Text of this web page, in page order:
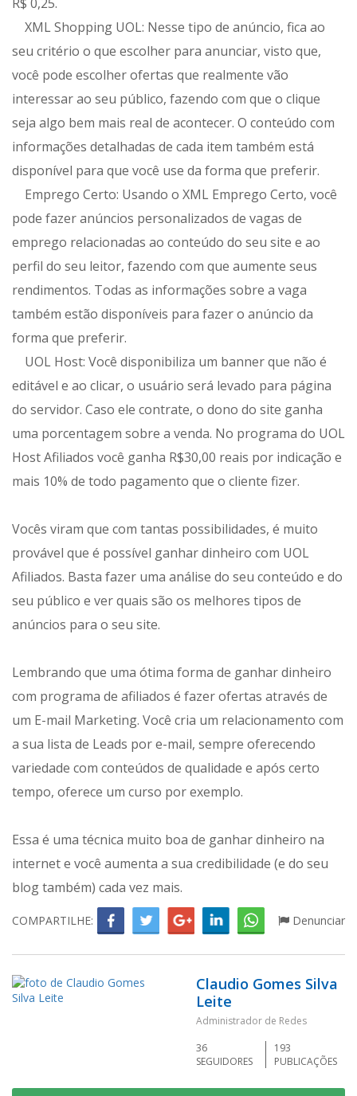
XML Shopping UOL: Nesse tipo de anúncio, fica ao
seu critério o que escolher para anunciar, visto que,
você pode escolher ofertas que realmente vão
interessar ao seu público, fazendo com que o clique
seja algo bem mais real de acontecer. O conteúdo com
informações detalhadas de cada item também está
disponível para que você use da forma que preferir.
Emprego Certo: Usando o XML Emprego Certo, você
pode fazer anúncios personalizados de vagas de
emprego relacionadas ao conteúdo do seu site e ao
perfil do seu leitor, fazendo com que aumente seus
rendimentos. Todas as informações sobre a vaga
também estão disponíveis para fazer o anúncio da
forma que preferir.
UOL Host: Você disponibiliza um banner que não é
editável e ao clicar, o usuário será levado para página
do servidor. Caso ele contrate, o dono do site ganha
uma porcentagem sobre a venda. No programa do UOL
Host Afiliados você ganha R$30,00 reais por indicação e
mais 10% de todo pagamento que o cliente fizer.
Vocês viram que com tantas possibilidades, é muito
provável que é possível ganhar dinheiro com UOL
Afiliados. Basta fazer uma análise do seu conteúdo e do
seu público e ver quais são os melhores tipos de
anúncios para o seu site.
Lembrando que uma ótima forma de ganhar dinheiro
com programa de afiliados é fazer ofertas através de
um E-mail Marketing. Você cria um relacionamento com
a sua lista de Leads por e-mail, sempre oferecendo
variedade com conteúdos de qualidade e após certo
tempo, oferece um curso por exemplo.
Essa é uma técnica muito boa de ganhar dinheiro na
internet e você aumenta a sua credibilidade (e do seu
blog também) cada vez mais.
COMPARTILHE: Denunciar
Claudio Gomes Silva
Leite
Administrador de Redes
36
SEGUIDORES
193
PUBLICAÇÕES